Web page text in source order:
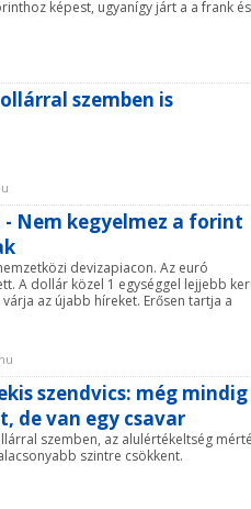
képest, ugyanígy járt a a frank
szemben is
- Nem kegyelmez a forint
devizapiacon. Az euró
A dollár közel 1 egységgel lejjebb
az újabb híreket. Erősen tartja a
szendvics: még mindig
de van egy csavar
szemben, az alulértékeltség
szintre csökkent.